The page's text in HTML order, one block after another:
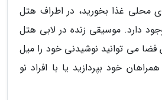
محلی غذا بخورید، در اطراف هتل
دارد. موسیقی زنده در لابی هتل
فضا می توانید نوشیدنی خود را میل
خود بپردازید یا با افراد نو